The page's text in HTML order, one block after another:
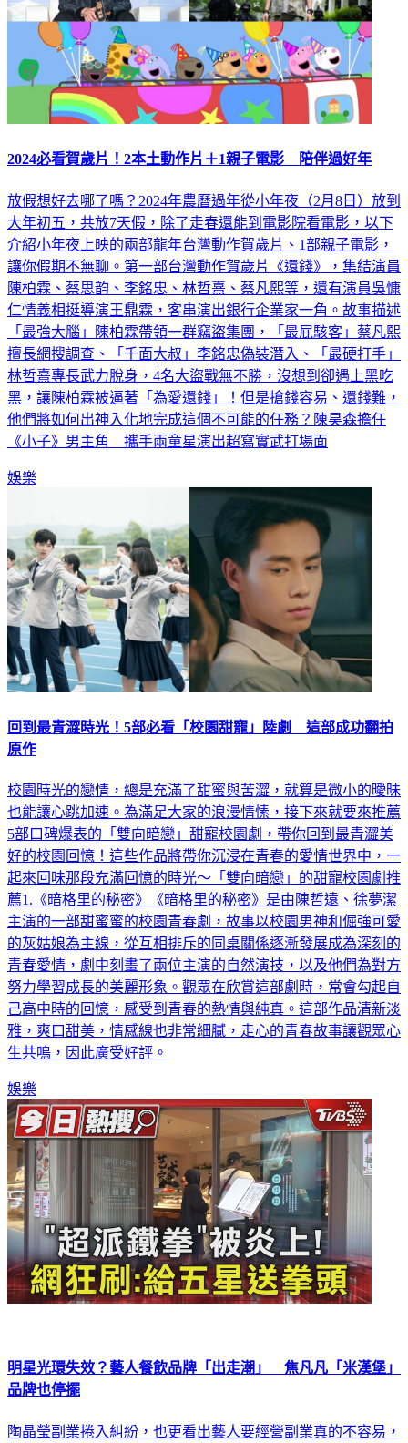
2024必看賀歲片！2本土動作片＋1親子電影 陪伴過好年
放假想好去哪了嗎？2024年農曆過年從小年夜（2月8日）放到
大年初五，共放7天假，除了走春還能到電影院看電影，以下
介紹小年夜上映的兩部龍年台灣動作賀歲片、1部親子電影，
讓你假期不無聊。第一部台灣動作賀歲片《還錢》，集結演員
陳柏霖、蔡思韵、李銘忠、林哲熹、蔡凡熙等，還有演員吳慷
仁情義相挺導演王鼎霖，客串演出銀行企業家一角。故事描述
「最強大腦」陳柏霖帶領一群竊盜集團，「最屁駭客」蔡凡熙
擅長網搜調查、「千面大叔」李銘忠偽裝潛入、「最硬打手」
林哲熹專長武力脫身，4名大盜戰無不勝，沒想到卻遇上黑吃
黑，讓陳柏霖被逼著「為愛還錢」！但是搶錢容易、還錢難，
他們將如何出神入化地完成這個不可能的任務？陳昊森擔任
《小子》男主角 攜手兩童星演出超寫實武打場面
娛樂
回到最青澀時光！5部必看「校園甜寵」陸劇 這部成功翻拍
原作
校園時光的戀情，總是充滿了甜蜜與苦澀，就算是微小的曖昧
也能讓心跳加速。為滿足大家的浪漫情愫，接下來就要來推薦
5部口碑爆表的「雙向暗戀」甜寵校園劇，帶你回到最青澀美
好的校園回憶！這些作品將帶你沉浸在青春的愛情世界中，一
起來回味那段充滿回憶的時光～「雙向暗戀」的甜寵校園劇推
薦1.《暗格里的秘密》《暗格里的秘密》是由陳哲遠、徐夢潔
主演的一部甜蜜蜜的校園青春劇，故事以校園男神和倔強可愛
的灰姑娘為主線，從互相排斥的同桌關係逐漸發展成為深刻的
青春愛情，劇中刻畫了兩位主演的自然演技，以及他們為對方
努力學習成長的美麗形象。觀眾在欣賞這部劇時，常會勾起自
己高中時的回憶，感受到青春的熱情與純真。這部作品清新淡
雅，爽口甜美，情感線也非常細膩，走心的青春故事讓觀眾心
生共鳴，因此廣受好評。
娛樂
明星光環失效？藝人餐飲品牌「出走潮」 焦凡凡「米漢堡」
品牌也停擺
陶晶瑩副業捲入糾紛，也更看出藝人要經營副業真的不容易，